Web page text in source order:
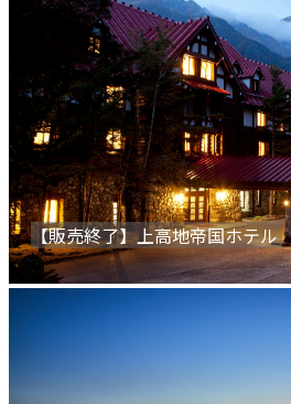
【販売終了】上高地帝国ホテル